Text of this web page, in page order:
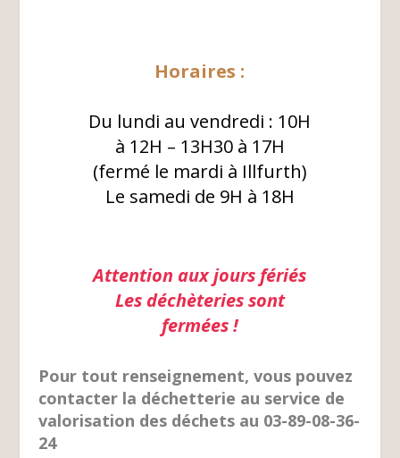
Horaires :
Du lundi au vendredi : 10H
à 12H – 13H30 à 17H
(fermé le mardi à Illfurth)
Le samedi de 9H à 18H
Attention aux jours fériés
Les déchèteries sont
fermées !
Pour tout renseignement, vous pouvez
contacter la déchetterie au service de
valorisation des déchets au 03-89-08-36-
24